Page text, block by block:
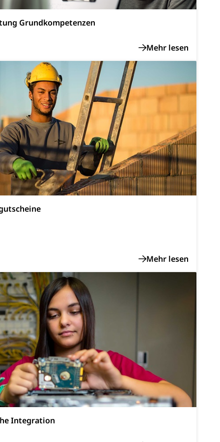
Grundkompetenzen
Integration
Sprengstoffe und Pyrotechnik
Namensänderungen
Verlust des Bürgerrechts,
Jugendliche (WAS Luzern)
Jugend+Sport
Freiwilliger Schulsport
Fischerei, Viehzucht
Halten von Wildtieren
Zivilstandsamt, Erben, Erbenliste